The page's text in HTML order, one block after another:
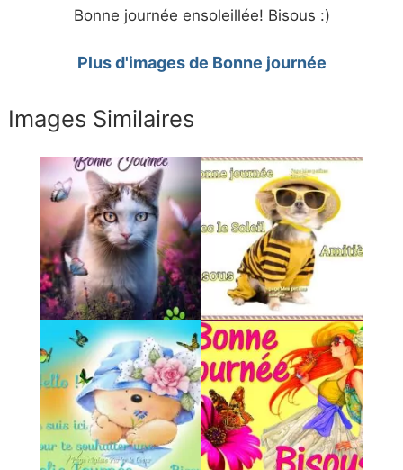
Bonne journée ensoleillée! Bisous :)
Plus d'images de Bonne journée
Images Similaires